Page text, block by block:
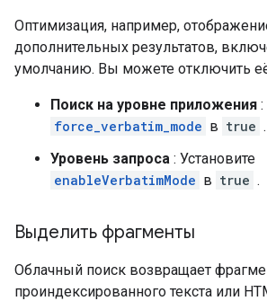
Оптимизация, например,
дополнительных результатов,
умолчанию. Вы можете отключить
Поиск на уровне приложения :
force_verbatim_mode в true .
Уровень запроса : Установите
enableVerbatimMode в true .
Выделить фрагменты
Облачный поиск возвращает
проиндексированного текста или